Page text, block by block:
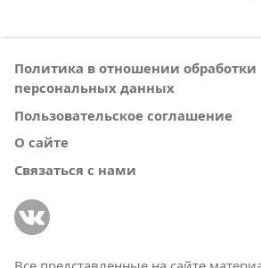
Политика в отношении обработки
персональных данных
Пользовательское соглашение
О сайте
Связаться с нами